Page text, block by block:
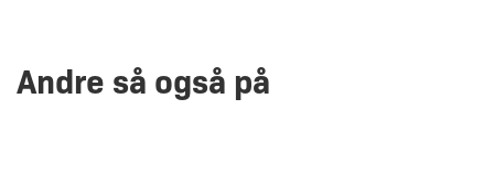
Andre så også på